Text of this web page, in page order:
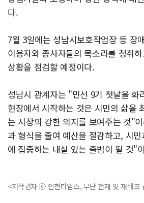
다.
7월 3일에는 성남시보호작업장 등 장
이용자와 종사자들의 목소리를 청취
상황을 점검할 예정이다.
성남시 관계자는 "민선 9기 첫날을 화
현장에서 시작하는 것은 시민의 삶을
는 시장의 강한 의지를 보여주는 것"
과 형식을 줄여 예산을 절감하고, 시
에 집중하는 내실 있는 출범이 될 것"
<저작권자 ⓒ 인천타임스, 무단 전재 및 재배포